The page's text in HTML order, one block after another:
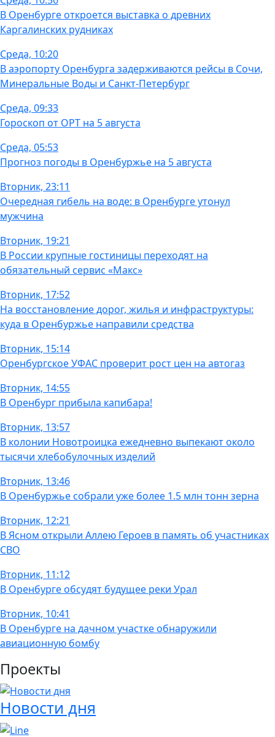
В Оренбурге откроется выставка о древних
Каргалинских рудниках
Среда, 10:20
В аэропорту Оренбурга задерживаются рейсы в Сочи,
Минеральные Воды и Санкт-Петербург
Среда, 09:33
Гороскоп от ОРТ на 5 августа
Среда, 05:53
Прогноз погоды в Оренбуржье на 5 августа
Вторник, 23:11
Очередная гибель на воде: в Оренбурге утонул
мужчина
Вторник, 19:21
В России крупные гостиницы переходят на
обязательный сервис «Макс»
Вторник, 17:52
На восстановление дорог, жилья и инфраструктуры:
куда в Оренбуржье направили средства
Вторник, 15:14
Оренбургское УФАС проверит рост цен на автогаз
Вторник, 14:55
В Оренбург прибыла капибара!
Вторник, 13:57
В колонии Новотроицка ежедневно выпекают около
тысячи хлебобулочных изделий
Вторник, 13:46
В Оренбуржье собрали уже более 1.5 млн тонн зерна
Вторник, 12:21
В Ясном открыли Аллею Героев в память об участниках
СВО
Вторник, 11:12
В Оренбурге обсудят будущее реки Урал
Вторник, 10:41
В Оренбурге на дачном участке обнаружили
авиационную бомбу
Проекты
Новости дня